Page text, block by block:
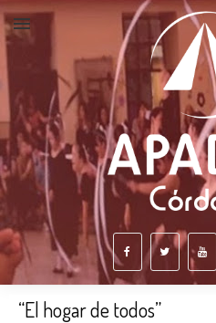
“El hogar de todos”